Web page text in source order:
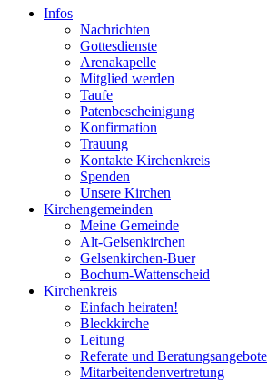
Infos
Nachrichten
Gottesdienste
Arenakapelle
Mitglied werden
Taufe
Patenbescheinigung
Konfirmation
Trauung
Kontakte Kirchenkreis
Spenden
Unsere Kirchen
Kirchengemeinden
Meine Gemeinde
Alt-Gelsenkirchen
Gelsenkirchen-Buer
Bochum-Wattenscheid
Kirchenkreis
Einfach heiraten!
Bleckkirche
Leitung
Referate und Beratungsangebote
Mitarbeitendenvertretung